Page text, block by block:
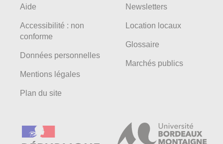
Aide
Accessibilité : non
conforme
Données personnelles
Mentions légales
Plan du site
Newsletters
Location locaux
Glossaire
Marchés publics